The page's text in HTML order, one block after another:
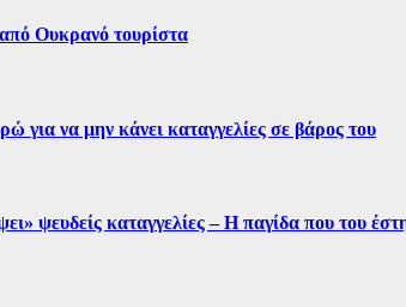
Ουκρανό τουρίστα
για να μην κάνει καταγγελίες σε βάρος του
ψευδείς καταγγελίες – Η παγίδα που του